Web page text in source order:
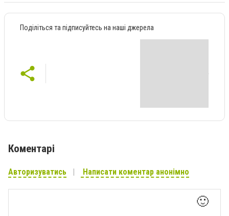
Поділіться та підписуйтесь на наші джерела
Коментарі
Авторизуватись Написати коментар анонімно
🙂